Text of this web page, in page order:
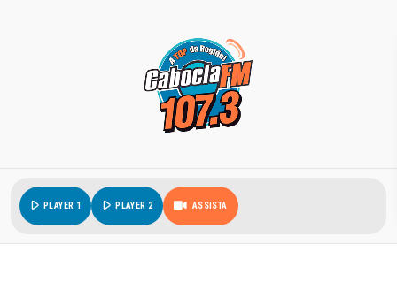
play_arrowPLAYER 1 play_arrowPLAYER 2 ASSISTA